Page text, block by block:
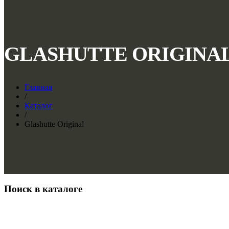
GLASHUTTE
Главная
/
Каталог
/
Glashutte Original
Поиск в каталоге